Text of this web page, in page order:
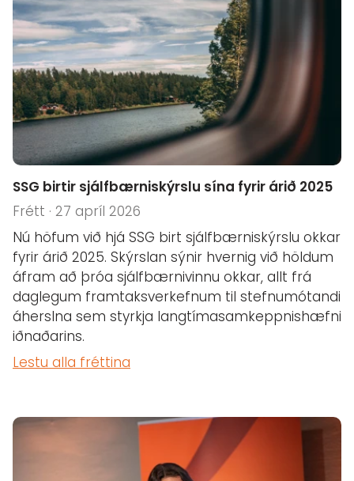
SSG birtir sjálfbærniskýrslu sína fyrir árið 2025
Frétt · 27 apríl 2026
Nú höfum við hjá SSG birt sjálfbærniskýrslu okkar
fyrir árið 2025. Skýrslan sýnir hvernig við höldum
áfram að þróa sjálfbærnivinnu okkar, allt frá
daglegum framtaksverkefnum til stefnumótandi
áherslna sem styrkja langtímasamkeppnishæfni
iðnaðarins.
Lestu alla fréttina